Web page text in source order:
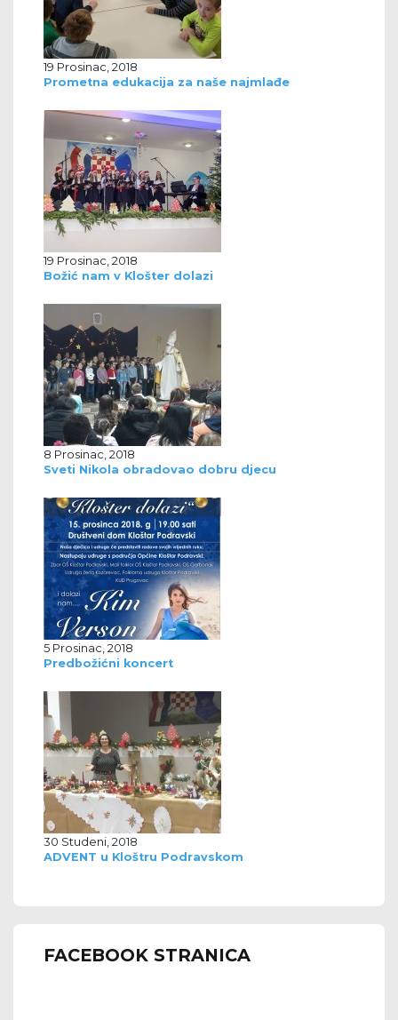
19 Prosinac, 2018
Prometna edukacija za naše najmlađe
19 Prosinac, 2018
Božić nam v Klošter dolazi
8 Prosinac, 2018
Sveti Nikola obradovao dobru djecu
5 Prosinac, 2018
Predbožićni koncert
30 Studeni, 2018
ADVENT u Kloštru Podravskom
FACEBOOK STRANICA